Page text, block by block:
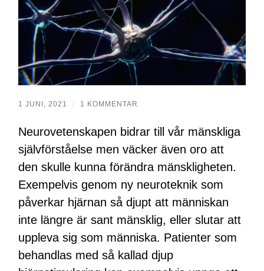
1 JUNI, 2021 / 1 KOMMENTAR
Neurovetenskapen bidrar till vår mänskliga
självförståelse men väcker även oro att
den skulle kunna förändra mänskligheten.
Exempelvis genom ny neuroteknik som
påverkar hjärnan så djupt att människan
inte längre är sant mänsklig, eller slutar att
uppleva sig som människa. Patienter som
behandlas med så kallad djup